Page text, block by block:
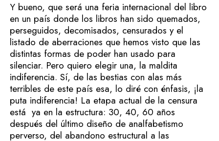
Y bueno, que será una feria internacional del libro
en un país donde los libros han sido quemados,
perseguidos, decomisados, censurados y el
listado de aberraciones que hemos visto que las
distintas formas de poder han usado para
silenciar. Pero quiero elegir una, la maldita
indiferencia. Sí, de las bestias con alas más
terribles de este país esa, lo diré con énfasis, ¡la
puta indiferencia! La etapa actual de la censura
está ya en la estructura: 30, 40, 60 años
después del último diseño de analfabetismo
perverso, del abandono estructural a las